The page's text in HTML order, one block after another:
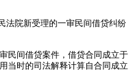
院新受理的一审民间借贷纠纷
间借贷案件，借贷合同成立于
当时的司法解释计算自合同成立